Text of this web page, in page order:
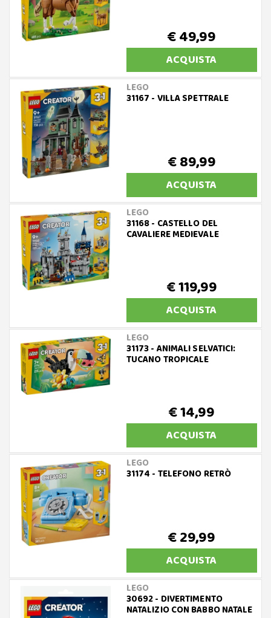
€ 49,99
ACQUISTA
LEGO
31167 - VILLA SPETTRALE
€ 89,99
ACQUISTA
LEGO
31168 - CASTELLO DEL
CAVALIERE MEDIEVALE
€ 119,99
ACQUISTA
LEGO
31173 - ANIMALI SELVATICI:
TUCANO TROPICALE
€ 14,99
ACQUISTA
LEGO
31174 - TELEFONO RETRÒ
€ 29,99
ACQUISTA
LEGO
30692 - DIVERTIMENTO
NATALIZIO CON BABBO NATALE